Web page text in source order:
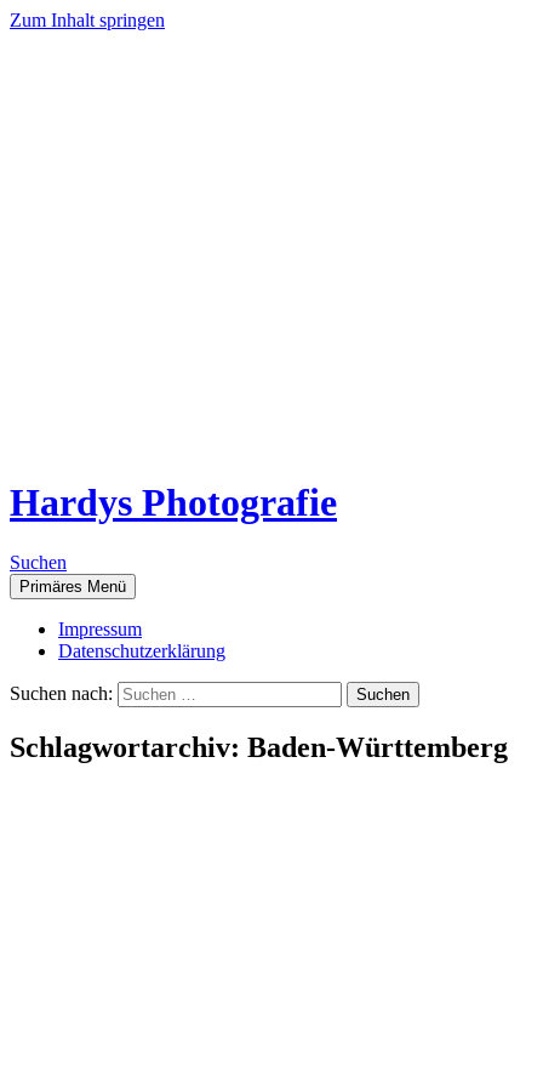
Zum Inhalt springen
Hardys Photografie
Suchen
Primäres Menü
Impressum
Datenschutzerklärung
Suchen nach:
Schlagwortarchiv: Baden-Württemberg